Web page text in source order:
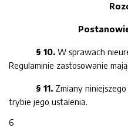
§ 10. W sprawach
Regulaminie zastosowanie
§ 11. Zmiany
trybie jego ustalenia.
6